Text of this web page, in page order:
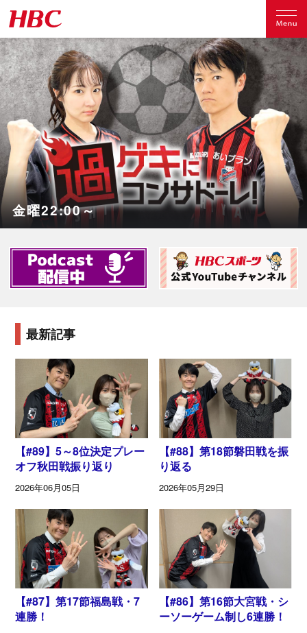
金曜22:00～
最新記事
【#89】5～8位決定プレー
オフ秋田戦振り返り
2026年06月05日
【#88】第18節磐田戦を振
り返る
2026年05月29日
【#87】第17節福島戦・7
連勝！
【#86】第16節大宮戦・シ
ーソーゲーム制し6連勝！